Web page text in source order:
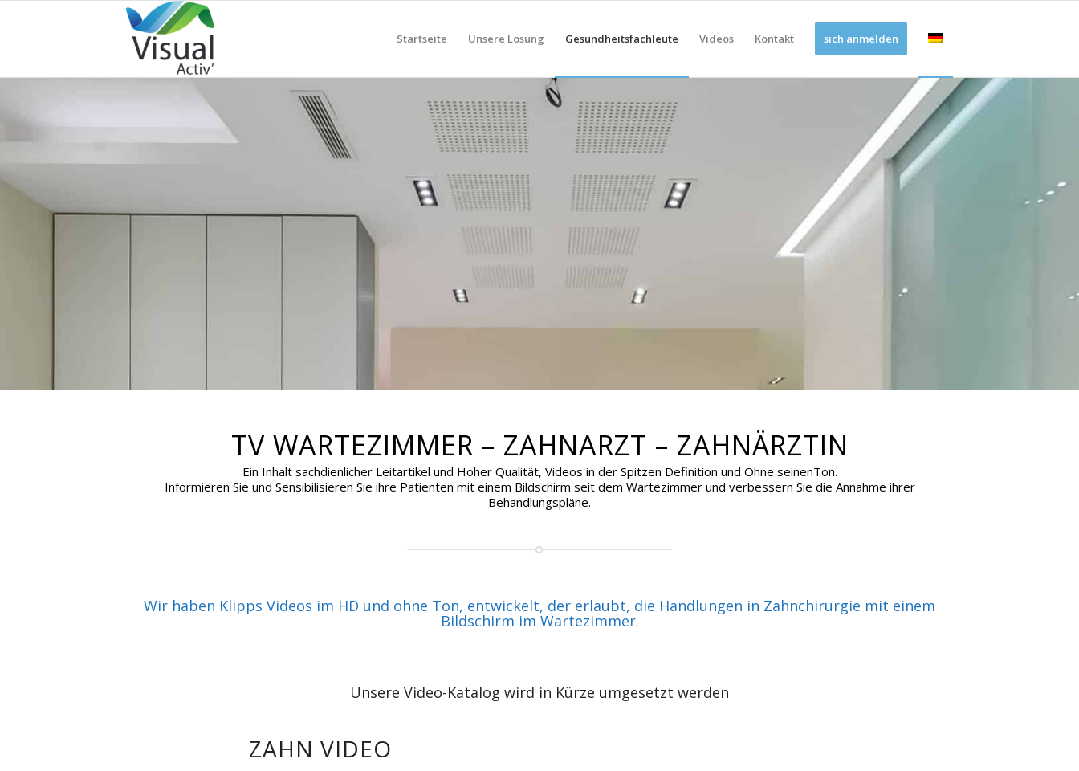
Startseite Unsere Lösung Gesundheitsfachleute Videos Kontakt sich anmelden
TV WARTEZIMMER – ZAHNARZT – ZAHNÄRZTIN
Ein Inhalt sachdienlicher Leitartikel und Hoher Qualität, Videos in der Spitzen Definition und Ohne seinenTon.
Informieren Sie und Sensibilisieren Sie ihre Patienten mit einem Bildschirm seit dem Wartezimmer und verbessern Sie die Annahme ihrer
Behandlungspläne.
Wir haben Klipps Videos im HD und ohne Ton, entwickelt, der erlaubt, die Handlungen in Zahnchirurgie mit einem
Bildschirm im Wartezimmer.
Unsere Video-Katalog wird in Kürze umgesetzt werden
ZAHN VIDEO